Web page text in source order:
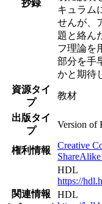
抄録
キュラム
せんが、
題と絡ん
フ理論を
部分を手
かと期待
資源タイ
プ
教材
出版タイ
プ
Version of
権利情報
Creative
ShareAlike
関連情報
HDL
https://
HDL